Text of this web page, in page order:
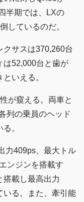
半期では、LXの
しているのだ。
サスは370,260台
は52,000台と歯が
いえる。
が窺える。両車と
列の乗員のヘッド
。
力409ps、最大トル
ンジンを搭載す
搭載し最高出力
いる。また、牽引能